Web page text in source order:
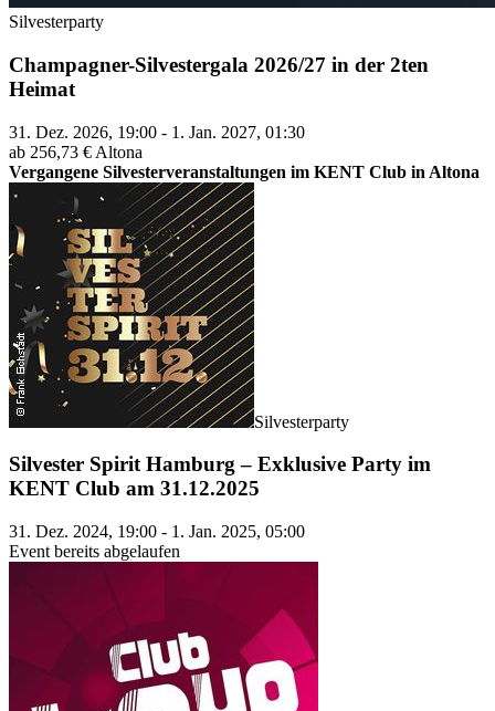
Silvesterparty
Champagner-Silvestergala 2026/27 in der 2ten
Heimat
31. Dez. 2026, 19:00 - 1. Jan. 2027, 01:30
ab 256,73 € Altona
Vergangene Silvesterveranstaltungen im KENT Club in Altona
Silvesterparty
Silvester Spirit Hamburg – Exklusive Party im
KENT Club am 31.12.2025
31. Dez. 2024, 19:00 - 1. Jan. 2025, 05:00
Event bereits abgelaufen